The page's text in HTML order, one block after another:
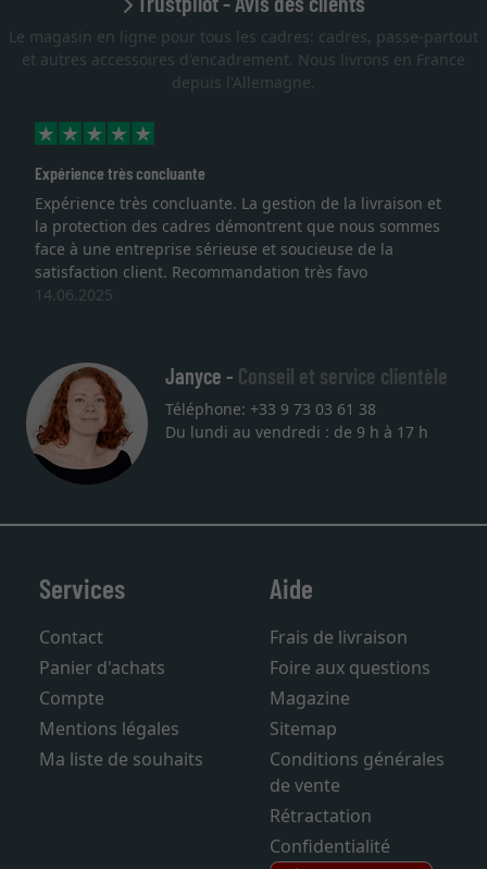
Le magasin en ligne pour tous les cadres: cadres, passe-partout
et autres accessoires d'encadrement. Nous livrons en France
depuis l'Allemagne.
Expérience très concluante
Expérience très concluante. La gestion de la livraison et
la protection des cadres démontrent que nous sommes
face à une entreprise sérieuse et soucieuse de la
satisfaction client. Recommandation très favo
14.06.2025
Janyce - Conseil et service clientèle
Téléphone: +33 9 73 03 61 38
Du lundi au vendredi : de 9 h à 17 h
Services
Contact
Panier d'achats
Compte
Mentions légales
Ma liste de souhaits
Aide
Frais de livraison
Foire aux questions
Magazine
Sitemap
Conditions générales
de vente
Rétractation
Confidentialité